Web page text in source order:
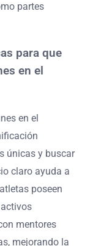
partes
para que
en el
en el
únicas y buscar
claro ayuda a
poseen
mentores
mejorando la